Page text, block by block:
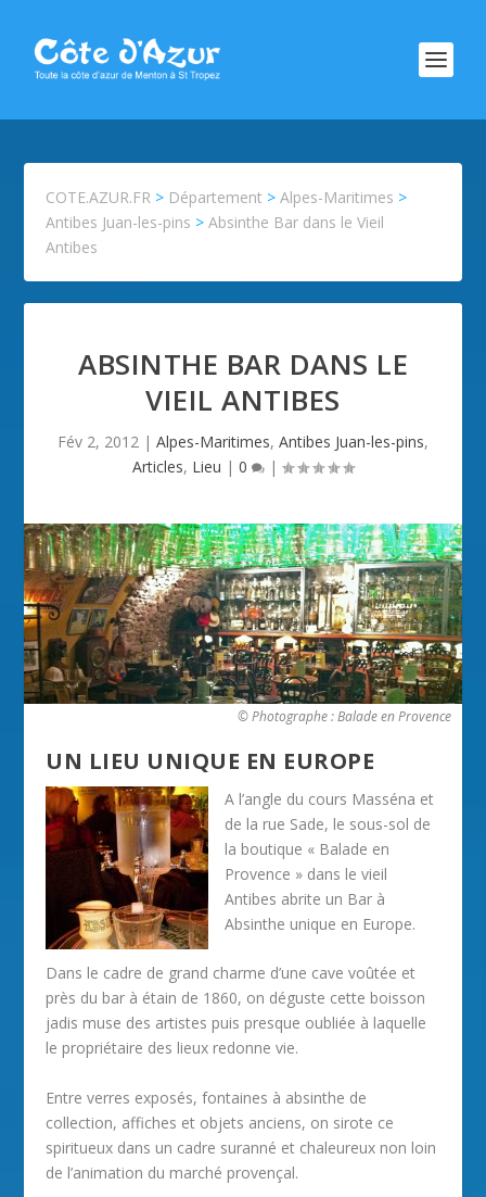
COTE.AZUR.FR > Département >Alpes-Maritimes >
Antibes Juan-les-pins >Absinthe Bar dans le Vieil
Antibes
ABSINTHE BAR DANS LE
VIEIL ANTIBES
Fév 2, 2012 | Alpes-Maritimes, Antibes Juan-les-pins,
Articles, Lieu | 0 |
© Photographe : Balade en Provence
UN LIEU UNIQUE EN EUROPE
A l’angle du cours Masséna et
de la rue Sade, le sous-sol de
la boutique « Balade en
Provence » dans le vieil
Antibes abrite un Bar à
Absinthe unique en Europe.
Dans le cadre de grand charme d’une cave voûtée et
près du bar à étain de 1860, on déguste cette boisson
jadis muse des artistes puis presque oubliée à laquelle
le propriétaire des lieux redonne vie.
Entre verres exposés, fontaines à absinthe de
collection, affiches et objets anciens, on sirote ce
spiritueux dans un cadre suranné et chaleureux non loin
de l’animation du marché provençal.